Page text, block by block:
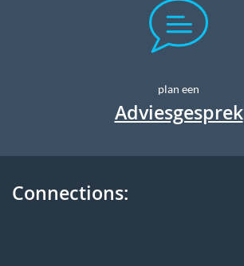
plan een
Adviesgesprek
Connections: